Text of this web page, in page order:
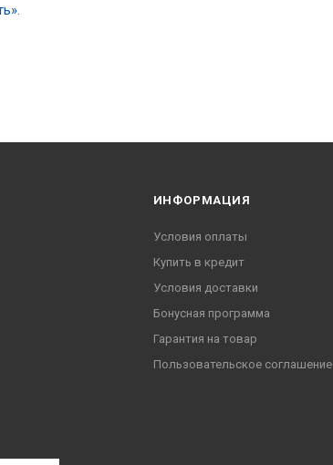
.
ИНФОРМАЦИЯ
Условия оплаты
Купить в кредит
Условия доставки
Бонусная программа
Гарантия на товар
Пользовательское соглашение